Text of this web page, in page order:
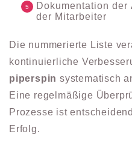
Dokumentation der
der Mitarbeiter
Die nummerierte Liste
kontinuierliche
piperspin systematisch
Eine regelmäßige
Prozesse ist
Erfolg.